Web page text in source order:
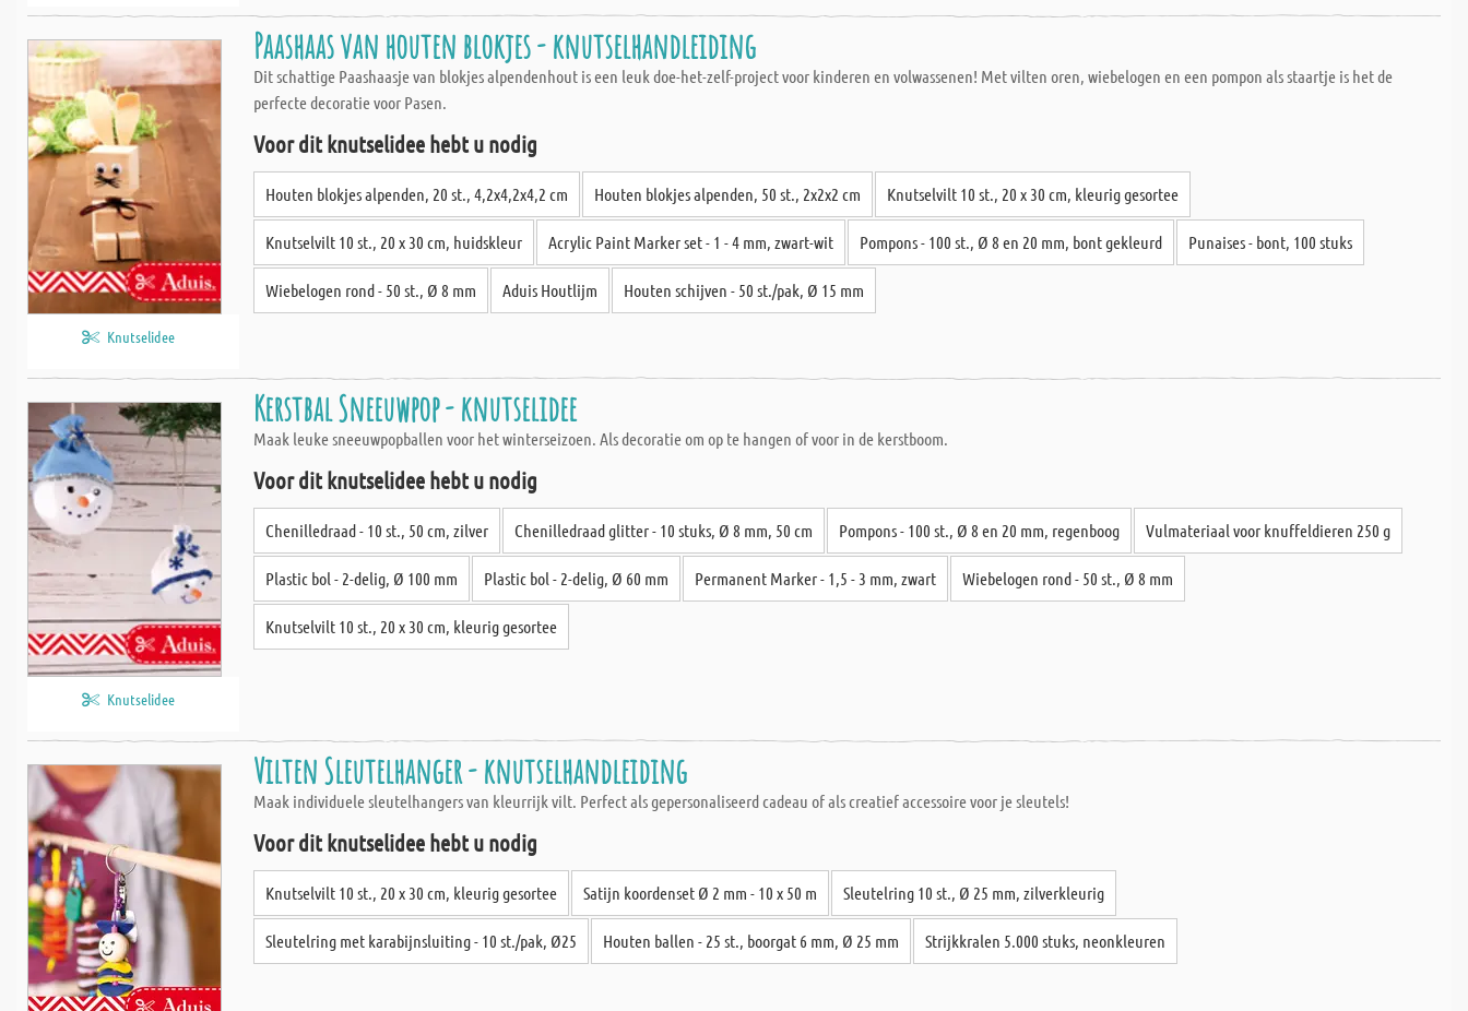
Knutselidee
Paashaas van houten blokjes - knutselhandleiding
Dit schattige Paashaasje van blokjes alpendenhout is een leuk doe-het-zelf-project voor kinderen en volwassenen! Met vilten oren, wiebelogen en een pompon als staartje is het de
perfecte decoratie voor Pasen.
Voor dit knutselidee hebt u nodig
Houten blokjes alpenden, 20 st., 4,2x4,2x4,2 cm Houten blokjes alpenden, 50 st., 2x2x2 cm Knutselvilt 10 st., 20 x 30 cm, kleurig gesortee
Knutselvilt 10 st., 20 x 30 cm, huidskleur Acrylic Paint Marker set - 1 - 4 mm, zwart-wit Pompons - 100 st., Ø 8 en 20 mm, bont gekleurd Punaises - bont, 100 stuks
Wiebelogen rond - 50 st., Ø 8 mm Aduis Houtlijm Houten schijven - 50 st./pak, Ø 15 mm
Knutselidee
Kerstbal Sneeuwpop - knutselidee
Maak leuke sneeuwpopballen voor het winterseizoen. Als decoratie om op te hangen of voor in de kerstboom.
Voor dit knutselidee hebt u nodig
Chenilledraad - 10 st., 50 cm, zilver Chenilledraad glitter - 10 stuks, Ø 8 mm, 50 cm Pompons - 100 st., Ø 8 en 20 mm, regenboog Vulmateriaal voor knuffeldieren 250 g
Plastic bol - 2-delig, Ø 100 mm Plastic bol - 2-delig, Ø 60 mm Permanent Marker - 1,5 - 3 mm, zwart Wiebelogen rond - 50 st., Ø 8 mm
Knutselvilt 10 st., 20 x 30 cm, kleurig gesortee
Vilten Sleutelhanger - knutselhandleiding
Maak individuele sleutelhangers van kleurrijk vilt. Perfect als gepersonaliseerd cadeau of als creatief accessoire voor je sleutels!
Voor dit knutselidee hebt u nodig
Knutselvilt 10 st., 20 x 30 cm, kleurig gesortee Satijn koordenset Ø 2 mm - 10 x 50 m Sleutelring 10 st., Ø 25 mm, zilverkleurig
Sleutelring met karabijnsluiting - 10 st./pak, Ø25 Houten ballen - 25 st., boorgat 6 mm, Ø 25 mm Strijkkralen 5.000 stuks, neonkleuren